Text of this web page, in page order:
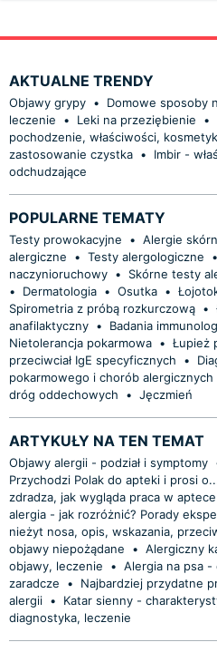
AKTUALNE TRENDY
Objawy grypy • Domowe sposoby
leczenie
• Leki na przeziębienie •
pochodzenie, właściwości,
zastosowanie czystka •
Imbir -
odchudzające
POPULARNE TEMATY
Testy prowokacyjne • Alergie
alergiczne
• Testy alergologiczne •
naczynioruchowy • Skórne testy
•
Dermatologia • Osutka •
Spirometria z próbą rozkurczową •
anafilaktyczny • Badania
Nietolerancja pokarmowa • Łupież
przeciwciał IgE specyficznych
•
pokarmowego i chorób alergicznych
dróg oddechowych
• Jęczmień
ARTYKUŁY NA TEN TEMAT
Objawy alergii - podział i symptomy
Przychodzi Polak do apteki i prosi
zdradza, jak wygląda praca w aptece
alergia - jak rozróżnić? Porady
nieżyt nosa, opis, wskazania,
objawy niepożądane
• Alergiczny
objawy, leczenie
• Alergia na psa
zaradcze
•
Najbardziej przydatne
alergii •
Katar sienny -
diagnostyka, leczenie